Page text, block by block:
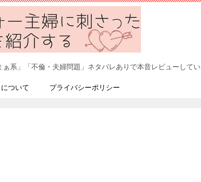
ぁ系」「不倫・夫婦問題」ネタバレありで本音レビューしてい
ついて プライバシーポリシー